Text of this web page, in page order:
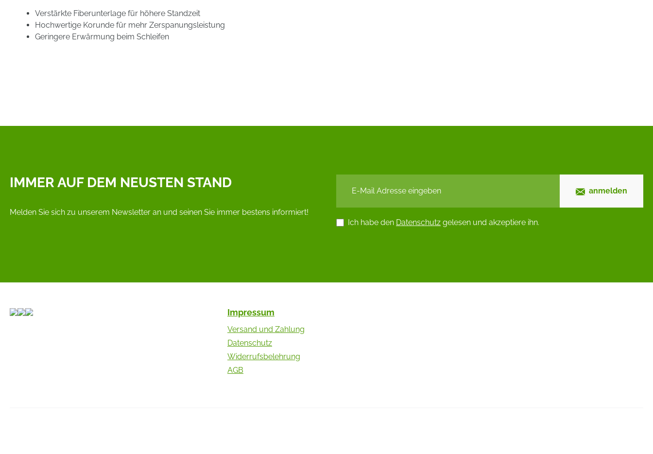
Verstärkte Fiberunterlage für höhere Standzeit
Hochwertige Korunde für mehr Zerspanungsleistung
Geringere Erwärmung beim Schleifen
IMMER AUF DEM NEUSTEN STAND
Melden Sie sich zu unserem Newsletter an und seinen Sie immer bestens informiert!
anmelden
Ich habe den Datenschutz gelesen und akzeptiere ihn.
Impressum
Versand und Zahlung
Datenschutz
Widerrufsbelehrung
AGB